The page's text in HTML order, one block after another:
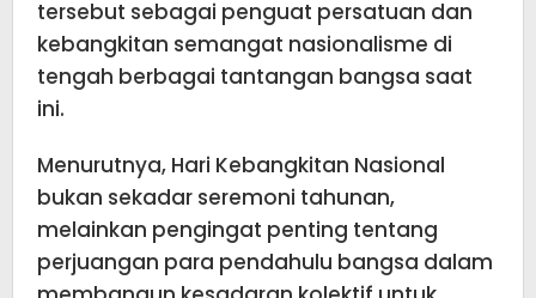
tersebut sebagai penguat persatuan dan
kebangkitan semangat nasionalisme di
tengah berbagai tantangan bangsa saat
ini.
Menurutnya, Hari Kebangkitan Nasional
bukan sekadar seremoni tahunan,
melainkan pengingat penting tentang
perjuangan para pendahulu bangsa dalam